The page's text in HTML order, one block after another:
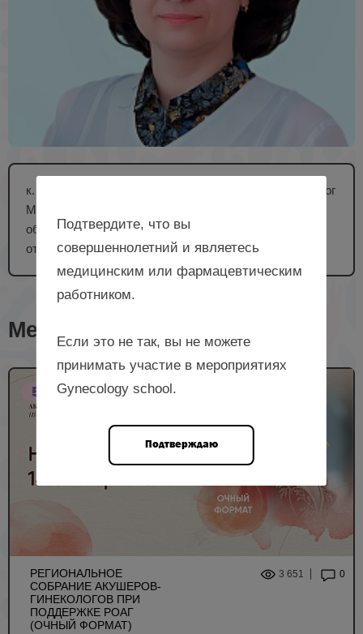
к. м. н., главный внештатный специалист эндокринолог
Министерства здравоохранения Новосибирской
области, заведующая эндокринологическим
отделением ГБУЗ НСО «ГНОКБ», г. Новосибирск
Мероприятия с лектором
5 НМО
РЕГИОНАЛЬНОЕ
СОБРАНИЕ АКУШЕРОВ-
ГИНЕКОЛОГОВ ПРИ
ПОДДЕРЖКЕ РОАГ
(ОЧНЫЙ ФОРМАТ)
3 651 0
Подтвердите, что вы
совершеннолетний и являетесь
медицинским или фармацевтическим
работником.
Если это не так, вы не можете
принимать участие в мероприятиях
Gynecology school.
Подтверждаю